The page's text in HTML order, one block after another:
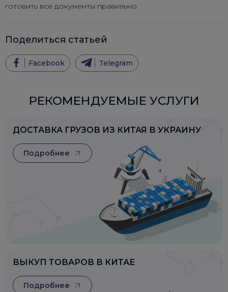
готовить все документы правильно.
Поделиться статьей
Facebook Telegram
РЕКОМЕНДУЕМЫЕ УСЛУГИ
ДОСТАВКА ГРУЗОВ ИЗ КИТАЯ В УКРАИНУ
Подробнее
ВЫКУП ТОВАРОВ В КИТАЕ
Подробнее